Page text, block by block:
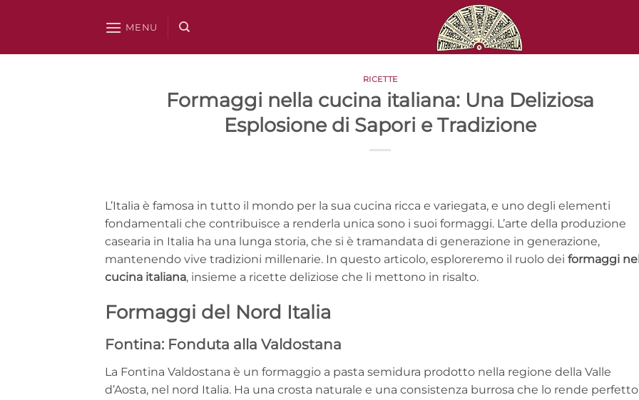
MENU
RICETTE
Formaggi nella cucina italiana: Una Deliziosa
Esplosione di Sapori e Tradizione
L’Italia è famosa in tutto il mondo per la sua cucina ricca e variegata, e uno degli elementi
fondamentali che contribuisce a renderla unica sono i suoi formaggi. L’arte della produzione
casearia in Italia ha una lunga storia, che si è tramandata di generazione in generazione,
mantenendo vive tradizioni millenarie. In questo articolo, esploreremo il ruolo dei formaggi
cucina italiana, insieme a ricette deliziose che li mettono in risalto.
Formaggi del Nord Italia
Fontina: Fonduta alla Valdostana
La Fontina Valdostana è un formaggio a pasta semidura prodotto nella regione della Valle
d’Aosta, nel nord Italia. Ha una crosta naturale e una consistenza burrosa che lo rende